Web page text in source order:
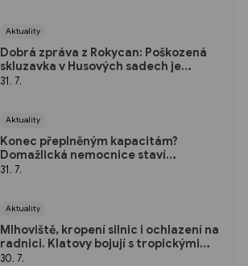
Aktuality
Dobrá zpráva z Rokycan: Poškozená
skluzavka v Husových sadech je
opravena
31. 7.
Aktuality
Konec přeplněným kapacitám?
Domažlická nemocnice staví
parkoviště pro zaměstnance
31. 7.
Aktuality
Mlhoviště, kropení silnic i ochlazení na
radnici. Klatovy bojují s tropickými
vedry
30. 7.